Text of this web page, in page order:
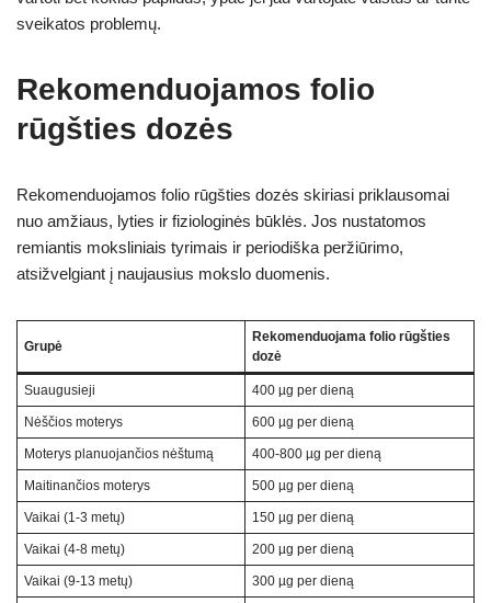
sveikatos problemų.
Rekomenduojamos folio
rūgšties dozės
Rekomenduojamos folio rūgšties dozės skiriasi priklausomai
nuo amžiaus, lyties ir fiziologinės būklės. Jos nustatomos
remiantis moksliniais tyrimais ir periodiška peržiūrimo,
atsižvelgiant į naujausius mokslo duomenis.
Grupė
Rekomenduojama folio rūgšties
dozė
Suaugusieji 400 µg per dieną
Nėščios moterys 600 µg per dieną
Moterys planuojančios nėštumą 400-800 µg per dieną
Maitinančios moterys 500 µg per dieną
Vaikai (1-3 metų) 150 µg per dieną
Vaikai (4-8 metų) 200 µg per dieną
Vaikai (9-13 metų) 300 µg per dieną